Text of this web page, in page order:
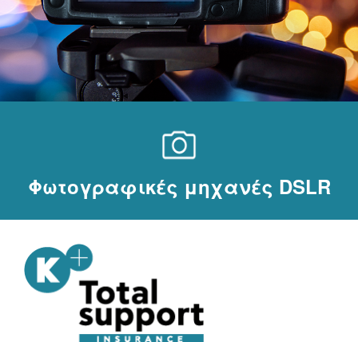
Φωτογραφικές μηχανές DSLR